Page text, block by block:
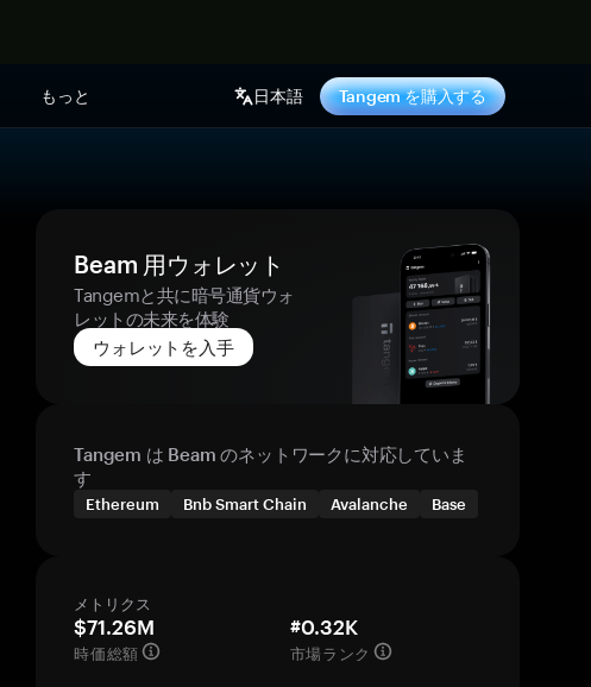
もっと 日本語 Tangem を購入する
Beam 用ウォレット
Tangemと共に暗号通貨ウォ
レットの未来を体験
ウォレットを入手
Tangem は Beam のネットワークに対応していま
す
Ethereum Bnb Smart Chain Avalanche Base
メトリクス
$71.26M
時価総額
#0.32K
市場ランク